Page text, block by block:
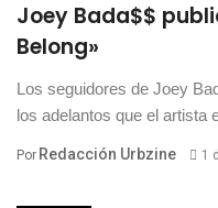
Joey Bada$$
Belong»
Los seguidores de Joey
los adelantos que el artista
Por Redacción Urbzine 1